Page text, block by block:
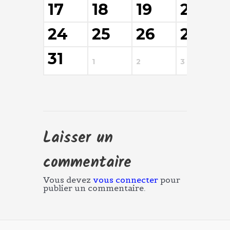
17
18 19 20
24
25 26 27
31
1 2 3
Laisser un
commentaire
Vous devez vous connecter pour
publier un commentaire.